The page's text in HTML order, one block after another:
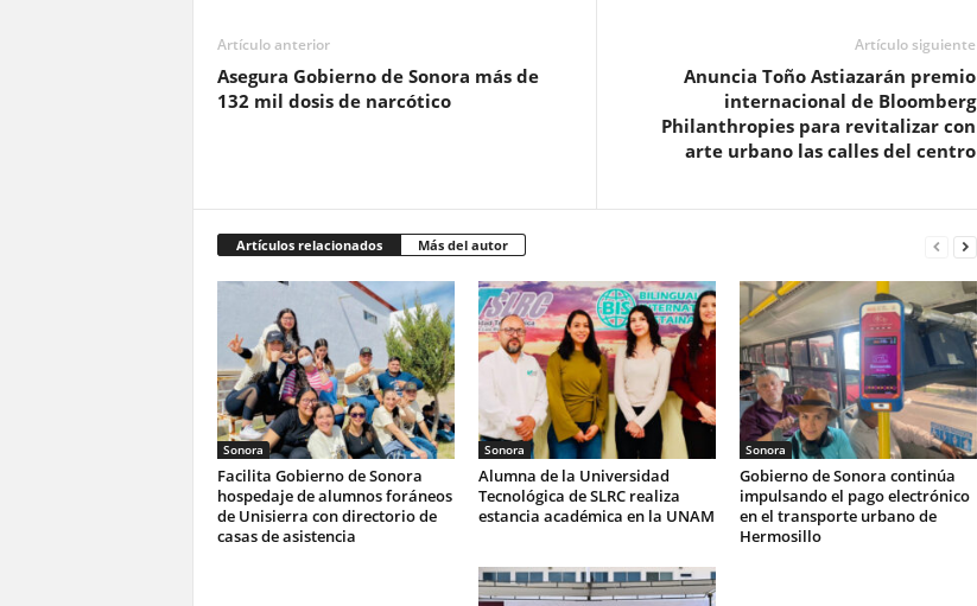
Artículo anterior
Asegura Gobierno de Sonora más de
132 mil dosis de narcótico
Artículo siguiente
Anuncia Toño Astiazarán premio
internacional de Bloomberg
Philanthropies para revitalizar con
arte urbano las calles del centro
Artículos relacionados Más del autor
Sonora
Facilita Gobierno de Sonora
hospedaje de alumnos foráneos
de Unisierra con directorio de
casas de asistencia
Sonora
Alumna de la Universidad
Tecnológica de SLRC realiza
estancia académica en la UNAM
Sonora
Gobierno de Sonora continúa
impulsando el pago electrónico
en el transporte urbano de
Hermosillo